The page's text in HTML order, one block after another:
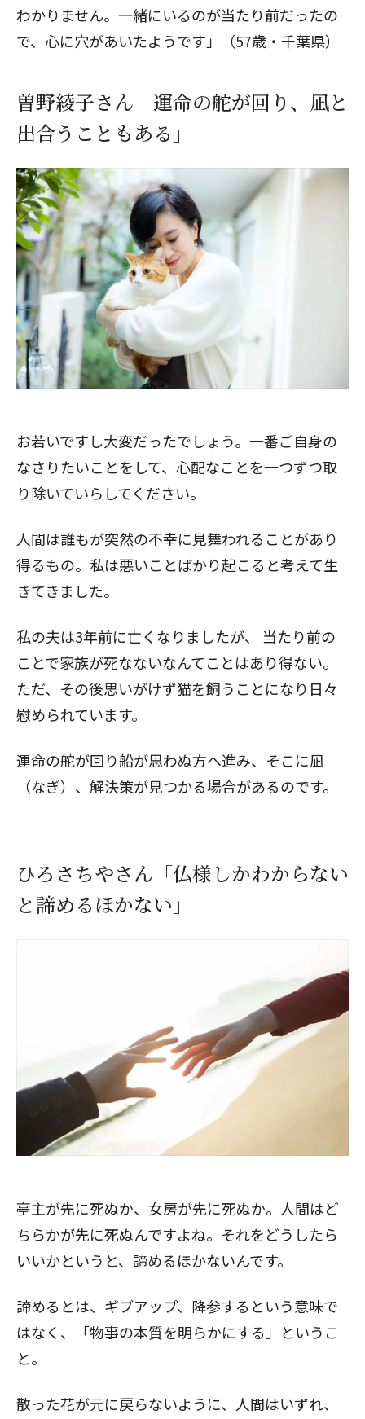
わかりません。一緒にいるのが当たり前だったの
で、心に穴があいたようです」（57歳・千葉県）
曽野綾子さん「運命の舵が回り、凪と
出合うこともある」
お若いですし大変だったでしょう。一番ご自身の
なさりたいことをして、心配なことを一つずつ取
り除いていらしてください。
人間は誰もが突然の不幸に見舞われることがあり
得るもの。私は悪いことばかり起こると考えて生
きてきました。
私の夫は3年前に亡くなりましたが、
当たり前の
ことで家族が死なないなんてことはあり得ない。
ただ、その後思いがけず猫を飼うことになり日々
慰められています。
運命の舵が回り船が思わぬ方へ進み、そこに凪
（なぎ）、解決策が見つかる場合があるのです。
ひろさちやさん「仏様しかわからない
と諦めるほかない」
亭主が先に死ぬか、女房が先に死ぬか。人間はど
ちらかが先に死ぬんですよね。それをどうしたら
いいかというと、諦めるほかないんです。
諦めるとは、ギブアップ、降参するという意味で
はなく、「物事の本質を明らかにする」というこ
と。
散った花が元に戻らないように、人間はいずれ、